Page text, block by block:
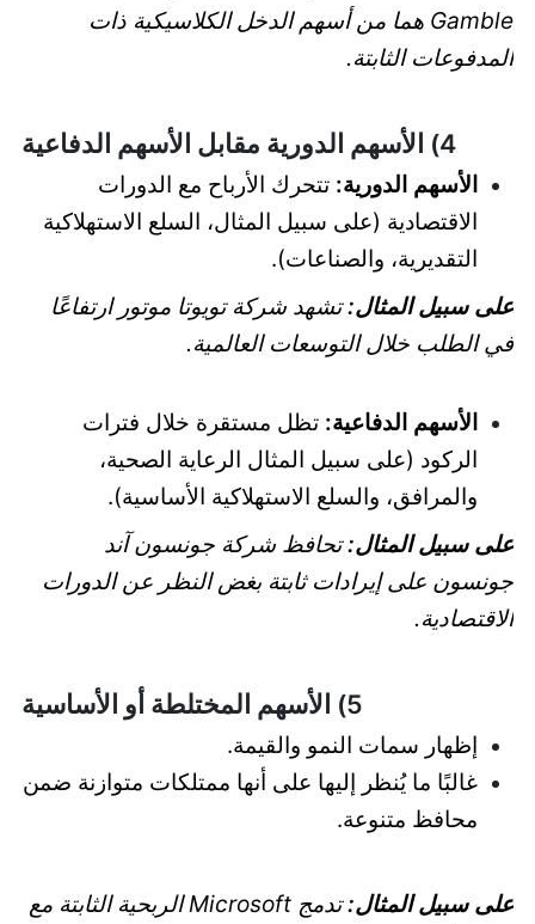
Gamble هما من أسهم الدخل الكلاسيكية ذات
المدفوعات الثابتة.
4) الأسهم الدورية مقابل الأسهم الدفاعية
الأسهم الدورية: تتحرك الأرباح مع الدورات
الاقتصادية (على سبيل المثال، السلع الاستهلاكية
التقديرية، والصناعات).
على سبيل المثال: تشهد شركة تويوتا موتور ارتفاعًا
في الطلب خلال التوسعات العالمية.
الأسهم الدفاعية: تظل مستقرة خلال فترات
الركود (على سبيل المثال الرعاية الصحية،
والمرافق، والسلع الاستهلاكية الأساسية).
على سبيل المثال: تحافظ شركة جونسون آند
جونسون على إيرادات ثابتة بغض النظر عن الدورات
الاقتصادية.
5) الأسهم المختلطة أو الأساسية
إظهار سمات النمو والقيمة.
غالبًا ما يُنظر إليها على أنها ممتلكات متوازنة ضمن
محافظ متنوعة.
على سبيل المثال:
تدمج Microsoft الربحية الثابتة مع